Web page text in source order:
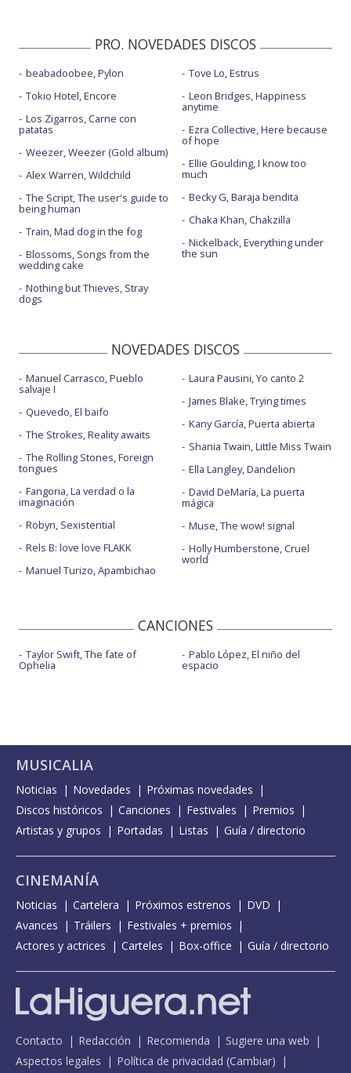
PRO. NOVEDADES DISCOS
beabadoobee, Pylon
Tokio Hotel, Encore
Los Zigarros, Carne con
patatas
Weezer, Weezer (Gold album)
Alex Warren, Wildchild
The Script, The user's guide to
being human
Train, Mad dog in the fog
Blossoms, Songs from the
wedding cake
Nothing but Thieves, Stray
dogs
Tove Lo, Estrus
Leon Bridges, Happiness
anytime
Ezra Collective, Here because
of hope
Ellie Goulding, I know too
much
Becky G, Baraja bendita
Chaka Khan, Chakzilla
Nickelback, Everything under
the sun
NOVEDADES DISCOS
Manuel Carrasco, Pueblo
salvaje I
Quevedo, El baifo
The Strokes, Reality awaits
The Rolling Stones, Foreign
tongues
Fangoria, La verdad o la
imaginación
Robyn, Sexistential
Rels B: love love FLAKK
Manuel Turizo, Apambichao
Laura Pausini, Yo canto 2
James Blake, Trying times
Kany García, Puerta abierta
Shania Twain, Little Miss Twain
Ella Langley, Dandelion
David DeMaría, La puerta
mágica
Muse, The wow! signal
Holly Humberstone, Cruel
world
CANCIONES
Taylor Swift, The fate of
Ophelia
Pablo López, El niño del
espacio
MUSICALIA
Noticias Novedades
Próximas novedades
Discos históricos
Canciones Festivales
Premios
Artistas y grupos
Portadas Listas Guía / directorio
CINEMANÍA
Noticias Cartelera Próximos estrenos
DVD
Avances
Tráilers
Festivales + premios
Actores y actrices
Carteles Box-office Guía / directorio
Contacto Redacción Recomienda
Sugiere una web
Aspectos legales
Política de privacidad (Cambiar)